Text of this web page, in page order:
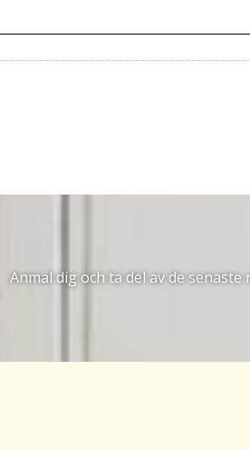
Anmäl dig och ta del av de senaste